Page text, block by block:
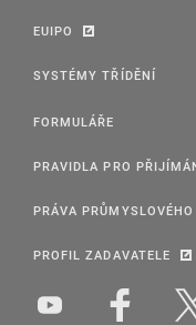
EUIPO
SYSTÉMY TŘÍDĚNÍ
FORMULÁŘE
PRAVIDLA PRO
PRÁVA
PROFIL ZADAVATELE